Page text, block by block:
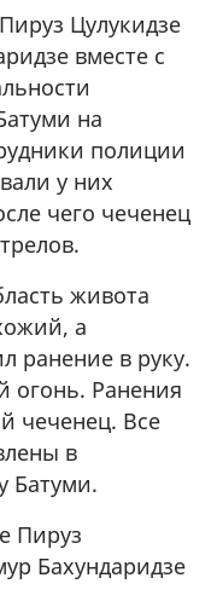
Цулукидзе
вместе с
на
полиции
у них
чего чеченец
живота
а
ранение в руку.
огонь. Ранения
чеченец. Все
в
Батуми.
Пируз
Бахундаридзе